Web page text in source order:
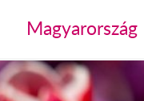
Magyarország